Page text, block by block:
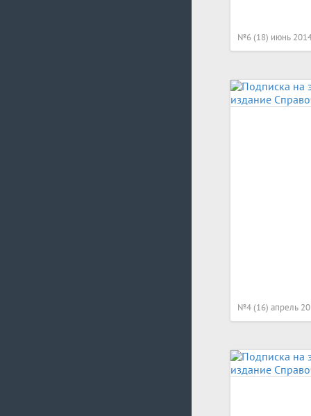
№6 (18) июнь
№4 (16) апрель